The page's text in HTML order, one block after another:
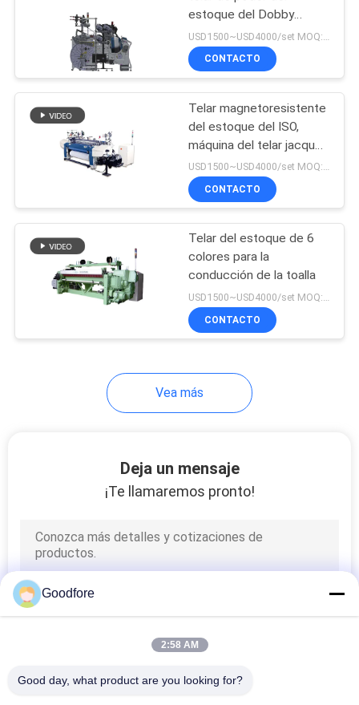
Reacondicione telar
14
Regulador
electrónico del telar
jacquar
Modificación para la
materia textil
Telar del jet del aire
estoque del Dobby
750rpm
CONTACTO
Telar magnetoresistente
del estoque del ISO,
máquina del telar jacquar
del estoque
USD1500~USD4000/set MOQ:1 sistema
CONTACTO
Telar del estoque de 6
colores para la
conducción de la toalla
USD1500~USD4000/set MOQ:1 sistema
CONTACTO
Vea más
Deja un mensaje
¡Te llamaremos pronto!
Goodfore
2:58 AM
Good day, what product are you looking for?